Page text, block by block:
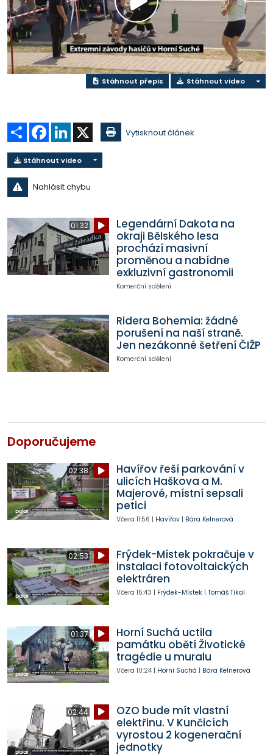
Přehrát
video
Stáhnout přepis Stáhnout video
Sdílet Facebook
LinkedIn Vytisknout článek
Stáhnout video
Nahlásit chybu
01:32
Legendární Dakota na
okraji Bělského lesa
prochází masivní
proměnou a nabídne
exkluzivní gastronomii
Komerční sdělení
Ridera Bohemia: žádné
porušení na naší straně.
Jen nezákonné šetření ČIŽP
Komerční sdělení
Doporučujeme
02:38
Havířov řeší parkování v
ulicích Haškova a M.
Majerové, místní sepsali
petici
Včera 11:56 | Havířov| Bára Kelnerová
02:53
Frýdek-Místek pokračuje v
instalaci fotovoltaických
elektráren
Včera 15:43 | Frýdek-Místek| Tomáš Tikal
01:37
Horní Suchá uctila
památku obětí Životické
tragédie u muralu
Včera 10:24| Horní Suchá | Bára Kelnerová
02:44
OZO bude mít vlastní
elektřinu. V Kunčicích
vyrostou 2 kogenerační
jednotky